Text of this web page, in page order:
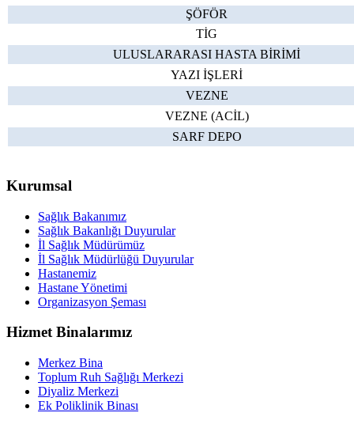
ŞÖFÖR
TİG
ULUSLARARASI HASTA BİRİMİ
YAZI İŞLERİ
VEZNE
VEZNE (ACİL)
SARF DEPO
Kurumsal
Sağlık Bakanımız
Sağlık Bakanlığı Duyurular
İl Sağlık Müdürümüz
İl Sağlık Müdürlüğü Duyurular
Hastanemiz
Hastane Yönetimi
Organizasyon Şeması
Hizmet Binalarımız
Merkez Bina
Toplum Ruh Sağlığı Merkezi
Diyaliz Merkezi
Ek Poliklinik Binası